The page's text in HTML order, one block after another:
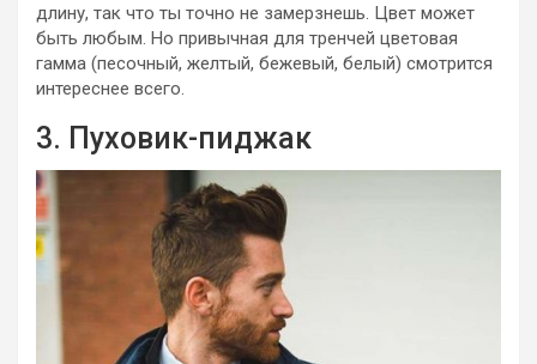
длину, так что ты точно не замерзнешь. Цвет может
быть любым. Но привычная для тренчей цветовая
гамма (песочный, желтый, бежевый, белый) смотрится
интереснее всего.
3. Пуховик-пиджак